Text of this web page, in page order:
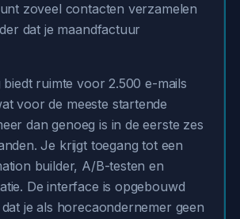
zoveel contacten verzamelen
dat je maandfactuur
biedt ruimte voor 2.500 e-mails
voor de meeste startende
dan genoeg is in de eerste zes
Je krijgt toegang tot een
builder, A/B-testen en
De interface is opgebouwd
je als horecaondernemer geen